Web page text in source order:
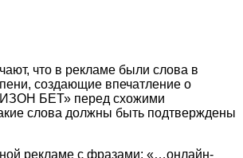
что в рекламе были слова в
создающие впечатление о
БЕТ» перед схожими
слова должны быть подтверждены
рекламе с фразами: «…онлайн-